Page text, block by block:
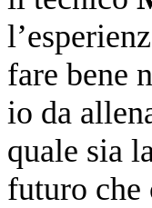
fare bene
io da
quale sia
futuro che